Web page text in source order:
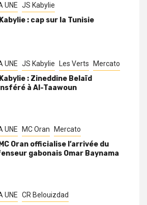
UNE JS Kabylie
: cap sur la Tunisie
UNE JS Kabylie Les Verts Mercato
: Zineddine Belaïd
à Al-Taawoun
UNE MC Oran Mercato
Oran officialise l’arrivée du
gabonais Omar Baynama
UNE CR Belouizdad